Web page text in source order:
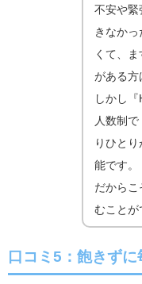
不安や緊
きなか
くて、
がある方
しかし
人数制
りひと
能です。
だからこ
むことが
口コミ5：飽きずに